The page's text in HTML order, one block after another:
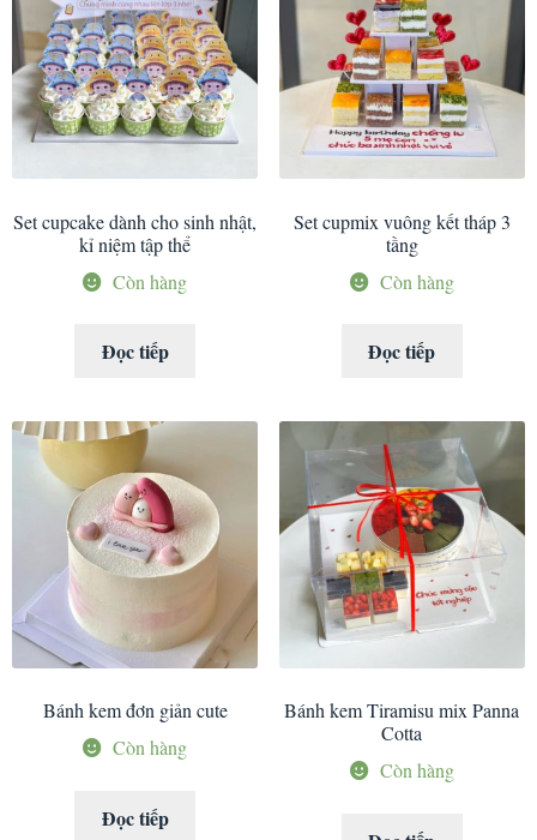
Set cupcake dành cho sinh nhật,
kỉ niệm tập thể
Còn hàng
Đọc tiếp
Set cupmix vuông kết tháp 3
tầng
Còn hàng
Đọc tiếp
Bánh kem đơn giản cute
Còn hàng
Đọc tiếp
Bánh kem Tiramisu mix Panna
Cotta
Còn hàng